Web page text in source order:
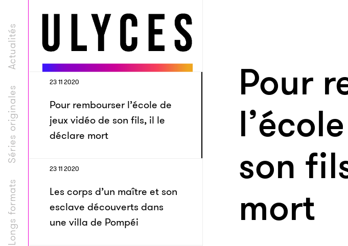
Longs formats
Séries originales
Actualités
23 11 2020
Pour rembourser l’école de
jeux vidéo de son fils, il le
déclare mort
23 11 2020
Les corps d’un maître et son
esclave découverts dans
une villa de Pompéi
Pour
son
mort